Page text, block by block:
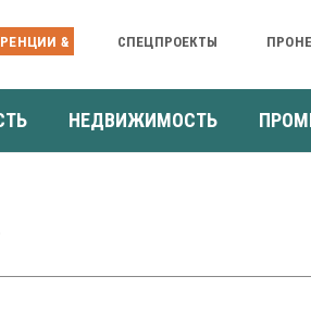
& СПЕЦПРОЕКТЫ
НЕДВИЖИМОСТЬ